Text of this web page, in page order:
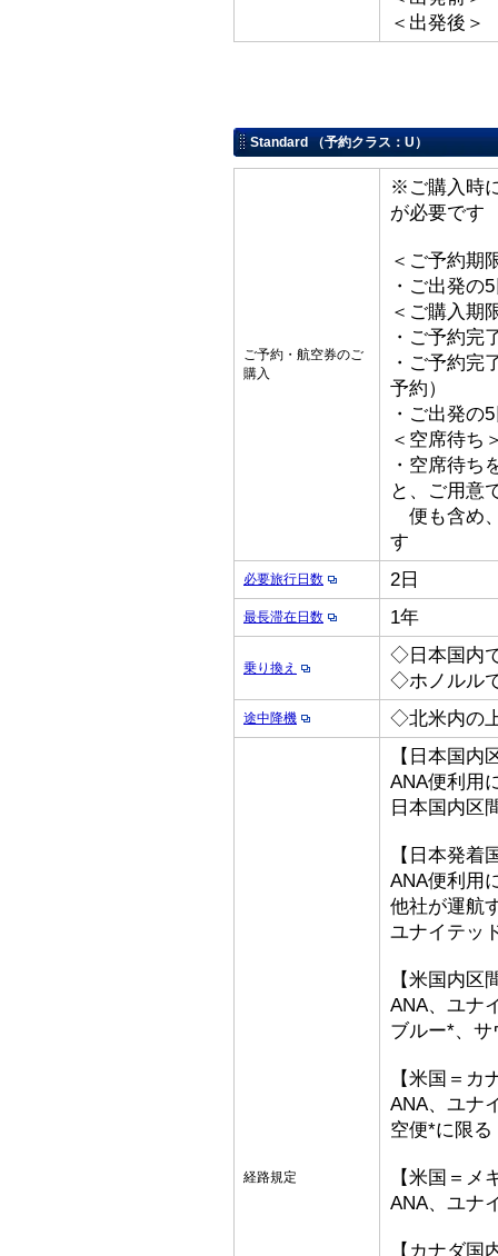
＜出発後
Standard （予約クラス：U）
ご予約・航空券のご
購入
※ご購入時
が必要です
＜ご予約期
・ご出発の
＜ご購入期
・ご予約完
・ご予約完
予約）
・ご出発の
＜空席待ち
・空席待ち
と、ご用意
便も含め
す
必要旅行日数 2日
最長滞在日数 1年
乗り換え
◇日本国内
◇ホノルル
途中降機 ◇北米内の
経路規定
【日本国内
ANA便利用
日本国内区
【日本発着
ANA便利用
他社が運航
ユナイテッ
【米国内区
ANA、ユナ
ブルー*、
【米国＝カ
ANA、ユナ
空便*に限る
【米国＝メ
ANA、ユナ
【カナダ国